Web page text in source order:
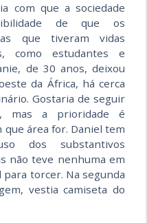
com que a sociedade
de que os
que tiveram vidas
como estudantes e
de 30 anos, deixou
da África, há cerca
Gostaria de seguir
mas a prioridade é
área for. Daniel tem
dos substantivos
não teve nenhuma em
torcer. Na segunda
vestia camiseta do